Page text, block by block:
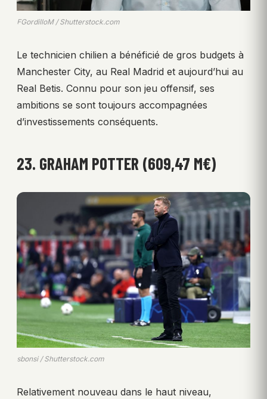
FGordilloM / Shutterstock.com
Le technicien chilien a bénéficié de gros budgets à
Manchester City, au Real Madrid et aujourd’hui au
Real Betis. Connu pour son jeu offensif, ses
ambitions se sont toujours accompagnées
d’investissements conséquents.
23. GRAHAM POTTER (609,47 M€)
sbonsi / Shutterstock.com
Relativement nouveau dans le haut niveau,